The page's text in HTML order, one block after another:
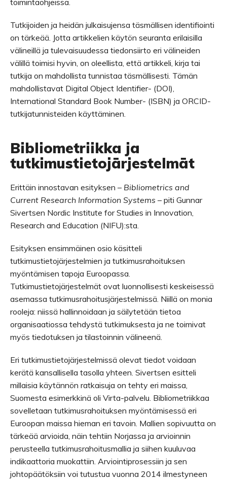
Tutkijoiden ja heidän julkaisujensa täsmällisen identifiointi
on tärkeää. Jotta artikkelien käytön seuranta erilaisilla
välineillä ja tulevaisuudessa tiedonsiirto eri välineiden
välillä toimisi hyvin, on oleellista, että artikkeli, kirja tai
tutkija on mahdollista tunnistaa täsmällisesti. Tämän
mahdollistavat Digital Object Identifier- (DOI),
International Standard Book Number- (ISBN) ja ORCID-
tutkijatunnisteiden käyttäminen.
Bibliometriikka ja
tutkimustietojärjestelmät
Erittäin innostavan esityksen – Bibliometrics and
Current Research Information Systems – piti Gunnar
Sivertsen Nordic Institute for Studies in Innovation,
Research and Education (NIFU):sta.
Esityksen ensimmäinen osio käsitteli
tutkimustietojärjestelmien ja tutkimusrahoituksen
myöntämisen tapoja Euroopassa.
Tutkimustietojärjestelmät ovat luonnollisesti keskeisessä
asemassa tutkimusrahoitusjärjestelmissä. Niillä on monia
rooleja: niissä hallinnoidaan ja säilytetään tietoa
organisaatiossa tehdystä tutkimuksesta ja ne toimivat
myös tiedotuksen ja tilastoinnin välineenä.
Eri tutkimustietojärjestelmissä olevat tiedot voidaan
kerätä kansallisella tasolla yhteen. Sivertsen esitteli
millaisia käytännön ratkaisuja on tehty eri maissa,
Suomesta esimerkkinä oli Virta-palvelu. Bibliometriikkaa
sovelletaan tutkimusrahoituksen myöntämisessä eri
Euroopan maissa hieman eri tavoin. Mallien sopivuutta on
tärkeää arvioida, näin tehtiin Norjassa ja arvioinnin
perusteella tutkimusrahoitusmallia ja siihen kuuluvaa
indikaattoria muokattiin. Arviointiprosessiin ja sen
johtopäätöksiin voi tutustua vuonna 2014 ilmestyneen